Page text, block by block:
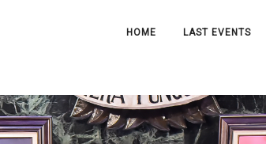
HOME LAST EVENTS